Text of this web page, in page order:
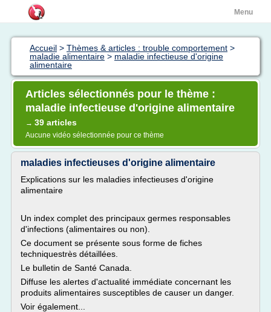
Menu
Accueil > Thèmes & articles : trouble comportement >
maladie alimentaire > maladie infectieuse d'origine
alimentaire
Articles sélectionnés pour le thème :
maladie infectieuse d'origine alimentaire
→ 39 articles
Aucune vidéo sélectionnée pour ce thème
maladies infectieuses d'origine alimentaire
Explications sur les maladies infectieuses d'origine
alimentaire
Un index complet des principaux germes responsables
d'infections (alimentaires ou non).
Ce document se présente sous forme de fiches
techniquestrès détaillées.
Le bulletin de Santé Canada.
Diffuse les alertes d'actualité immédiate concernant les
produits alimentaires susceptibles de causer un danger.
Voir également...